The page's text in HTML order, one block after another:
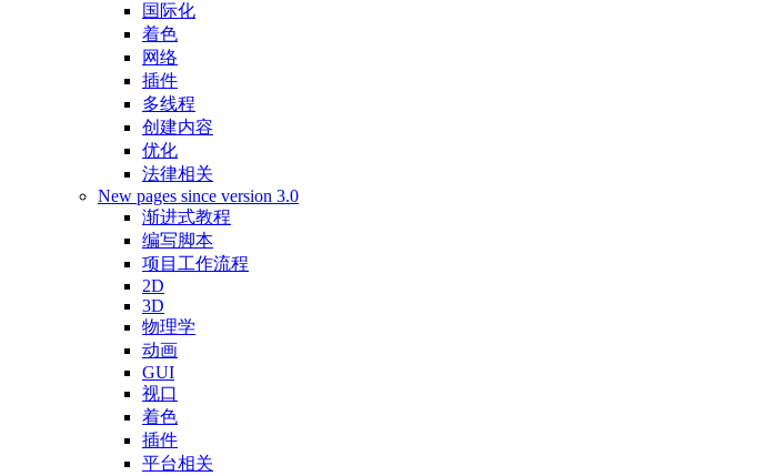
国际化
着色
网络
插件
多线程
创建内容
优化
法律相关
New pages since version 3.0
渐进式教程
编写脚本
项目工作流程
2D
3D
物理学
动画
GUI
视口
着色
插件
平台相关